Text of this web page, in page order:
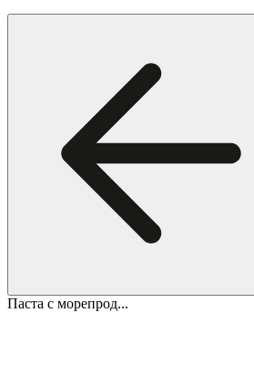
Паста с морепрод...